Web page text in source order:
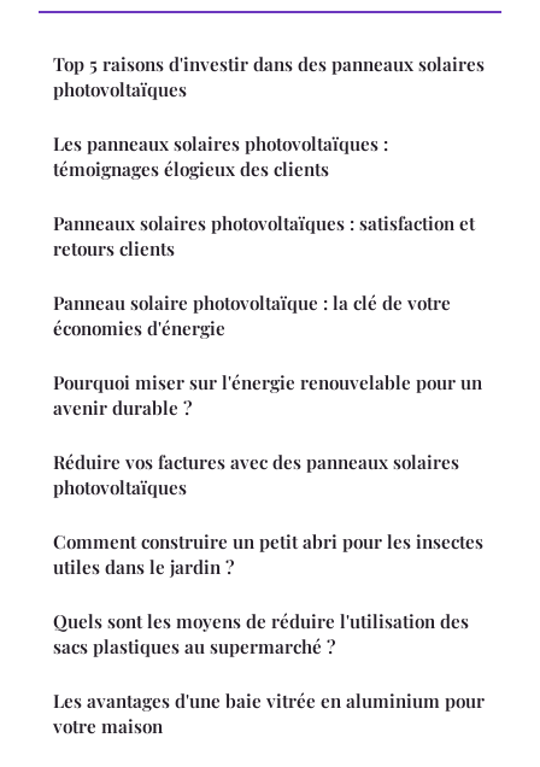
Top 5 raisons d'investir dans des panneaux solaires
photovoltaïques
Les panneaux solaires photovoltaïques :
témoignages élogieux des clients
Panneaux solaires photovoltaïques : satisfaction et
retours clients
Panneau solaire photovoltaïque : la clé de votre
économies d'énergie
Pourquoi miser sur l'énergie renouvelable pour un
avenir durable ?
Réduire vos factures avec des panneaux solaires
photovoltaïques
Comment construire un petit abri pour les insectes
utiles dans le jardin ?
Quels sont les moyens de réduire l'utilisation des
sacs plastiques au supermarché ?
Les avantages d'une baie vitrée en aluminium pour
votre maison